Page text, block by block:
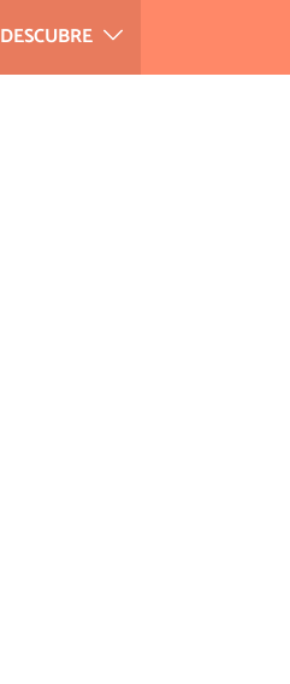
DESCUBRE